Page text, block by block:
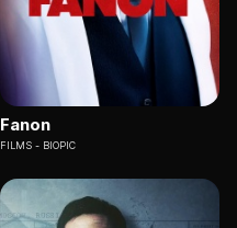
Fanon
FILMS BIOPIC